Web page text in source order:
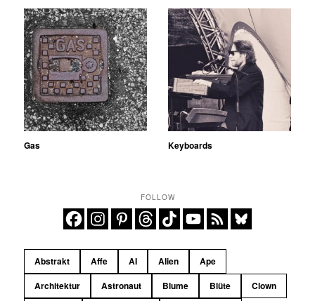
Gas Keyboards
FOLLOW
Abstrakt Affe AI Alien
Ape
Architektur
Astronaut Blume Blüte
Clown